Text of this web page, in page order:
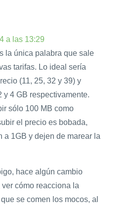
a las 13:29
la única palabra que sale
tarifas. Lo ideal sería
(11, 25, 32 y 39) y
y 4 GB respectivamente.
sólo 100 MB como
el precio es bobada,
a 1GB y dejen de marear la
hace algún cambio
cómo reacciona la
se comen los mocos, al